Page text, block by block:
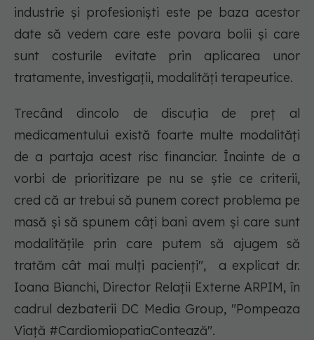
industrie și profesioniști este pe baza acestor
date să vedem care este povara bolii și care
sunt costurile evitate prin aplicarea unor
tratamente, investigații, modalități terapeutice.
Trecând dincolo de discuția de preț al
medicamentului există foarte multe modalități
de a partaja acest risc financiar. Înainte de a
vorbi de prioritizare pe nu se știe ce criterii,
cred că ar trebui să punem corect problema pe
masă și să spunem câți bani avem și care sunt
modalitățile prin care putem să ajugem să
tratăm cât mai mulți pacienți", a explicat dr.
Ioana Bianchi, Director Relații Externe ARPIM, în
cadrul dezbaterii DC Media Group, "Pompeaza
Viață #CardiomiopatiaContează".